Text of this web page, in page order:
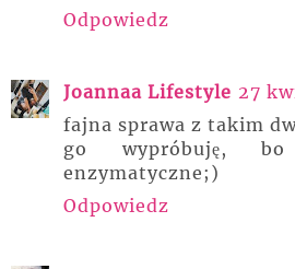
Odpowiedz
Joannaa Lifestyle 27
fajna sprawa z takim
go wypróbuję,
enzymatyczne;)
Odpowiedz